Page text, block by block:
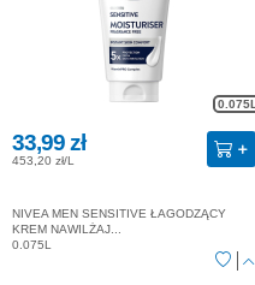
0.075L
33,99 zł
453,20 zł/L
NIVEA MEN SENSITIVE ŁAGODZĄCY
KREM NAWILŻAJ...
0.075L